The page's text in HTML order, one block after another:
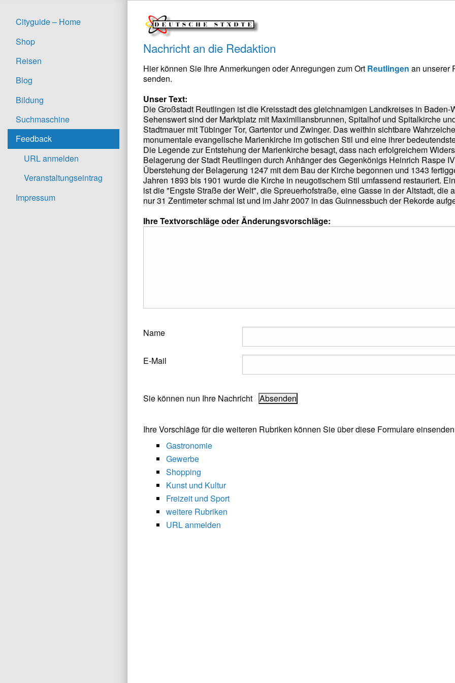
Cityguide – Home
Shop
Reisen
Blog
Bildung
Suchmaschine
Feedback
URL anmelden
Veranstaltungseintrag
Impressum
Nachricht an die Redaktion
Hier können Sie Ihre Anmerkungen oder Anregungen zum Ort Reutlingen an unserer
senden.
Unser Text:
Die Großstadt Reutlingen ist die Kreisstadt des gleichnamigen Landkreises in Baden-
Sehenswert sind der Marktplatz mit Maximiliansbrunnen, Spitalhof und Spitalkirche
Stadtmauer mit Tübinger Tor, Gartentor und Zwinger. Das weithin sichtbare
monumentale evangelische Marienkirche im gotischen Stil und eine ihrer
Die Legende zur Entstehung der Marienkirche besagt, dass nach erfolgreichem
Belagerung der Stadt Reutlingen durch Anhänger des Gegenkönigs Heinrich Raspe
Überstehung der Belagerung 1247 mit dem Bau der Kirche begonnen und 1343
Jahren 1893 bis 1901 wurde die Kirche in neugotischem Stil umfassend restauriert.
ist die "Engste Straße der Welt", die Spreuerhofstraße, eine Gasse in der Altstadt, die
nur 31 Zentimeter schmal ist und im Jahr 2007 in das Guinnessbuch der Rekorde
Ihre Textvorschläge oder Änderungsvorschläge:
Name
E-Mail
Sie können nun Ihre Nachricht
Ihre Vorschläge für die weiteren Rubriken können Sie über diese Formulare
Gastronomie
Gewerbe
Shopping
Kunst und Kultur
Freizeit und Sport
weitere Rubriken
URL anmelden